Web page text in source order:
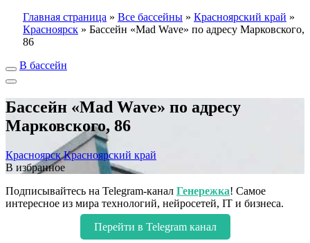
Главная страница » Все бассейны » Красноярский край »
Красноярск » Бассейн «Mad Wave» по адресу Марковского,
86
В бассейн
Бассейн «Mad Wave» по адресу
Марковского, 86
Красноярск Красноярский край
В избранное
Подписывайтесь на Telegram-канал Генережка! Самое
интересное из мира технологий, нейросетей, IT и бизнеса.
Перейти в Telegram канал